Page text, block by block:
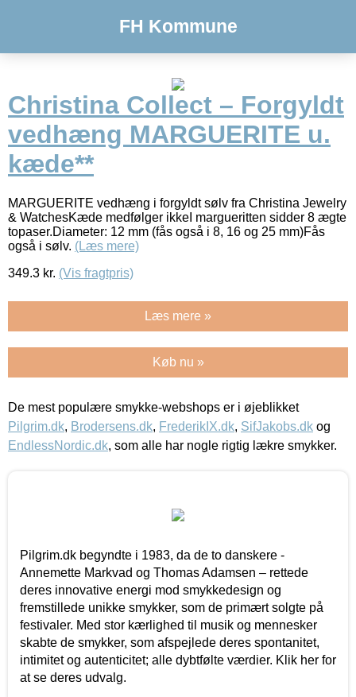
FH Kommune
Christina Collect – Forgyldt
vedhæng MARGUERITE u.
kæde**
MARGUERITE vedhæng i forgyldt sølv fra Christina Jewelry
& WatchesKæde medfølger ikkeI margueritten sidder 8 ægte
topaser.Diameter: 12 mm (fås også i 8, 16 og 25 mm)Fås
også i sølv. (Læs mere)
349.3 kr. (Vis fragtpris)
Læs mere »
Køb nu »
De mest populære smykke-webshops er i øjeblikket
Pilgrim.dk, Brodersens.dk, FrederikIX.dk, SifJakobs.dk og
EndlessNordic.dk, som alle har nogle rigtig lækre smykker.
Pilgrim.dk begyndte i 1983, da de to danskere -
Annemette Markvad og Thomas Adamsen – rettede
deres innovative energi mod smykkedesign og
fremstillede unikke smykker, som de primært solgte på
festivaler. Med stor kærlighed til musik og mennesker
skabte de smykker, som afspejlede deres spontanitet,
intimitet og autenticitet; alle dybtfølte værdier. Klik her for
at se deres udvalg.